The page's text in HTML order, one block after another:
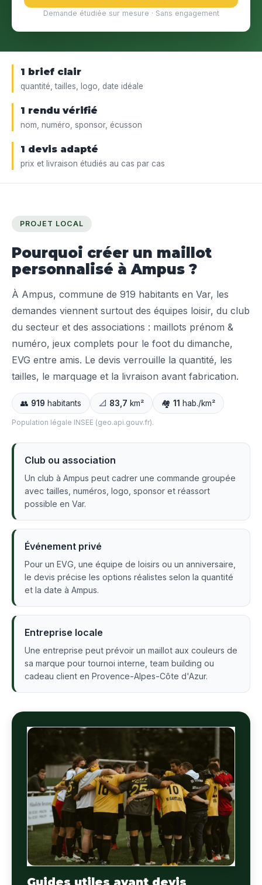
Demande étudiée sur mesure · Sans engagement
1 brief clair
quantité, tailles, logo, date idéale
1 rendu vérifié
nom, numéro, sponsor, écusson
1 devis adapté
prix et livraison étudiés au cas par cas
PROJET LOCAL
Pourquoi créer un maillot
personnalisé à Ampus ?
À Ampus, commune de 919 habitants en Var, les
demandes viennent surtout des équipes loisir, du club
du secteur et des associations : maillots prénom &
numéro, jeux complets pour le foot du dimanche,
EVG entre amis. Le devis verrouille la quantité, les
tailles, le marquage et la livraison avant fabrication.
👥 919 habitants 📐 83,7 km² 🏘️ 11 hab./km²
Population légale INSEE (geo.api.gouv.fr).
Club ou association
Un club à Ampus peut cadrer une commande groupée
avec tailles, numéros, logo, sponsor et réassort
possible en Var.
Événement privé
Pour un EVG, une équipe de loisirs ou un anniversaire,
le devis précise les options réalistes selon la quantité
et la date à Ampus.
Entreprise locale
Une entreprise peut prévoir un maillot aux couleurs de
sa marque pour tournoi interne, team building ou
cadeau client en Provence-Alpes-Côte d'Azur.
Guides utiles avant devis